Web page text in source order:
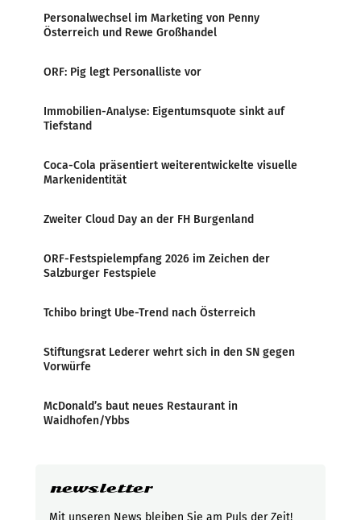
Personalwechsel im Marketing von Penny
Österreich und Rewe Großhandel
ORF: Pig legt Personalliste vor
Immobilien-Analyse: Eigentumsquote sinkt auf
Tiefstand
Coca-Cola präsentiert weiterentwickelte visuelle
Markenidentität
Zweiter Cloud Day an der FH Burgenland
ORF-Festspielempfang 2026 im Zeichen der
Salzburger Festspiele
Tchibo bringt Ube-Trend nach Österreich
Stiftungsrat Lederer wehrt sich in den SN gegen
Vorwürfe
McDonald’s baut neues Restaurant in
Waidhofen/Ybbs
newsletter
Mit unseren News bleiben Sie am Puls der Zeit!